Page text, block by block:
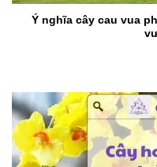
Ý nghĩa cây cau vua